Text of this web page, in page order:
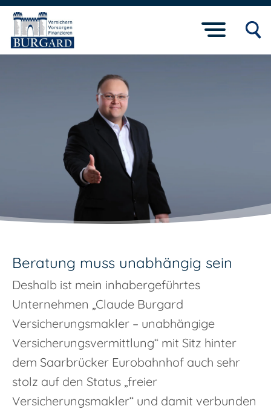
Versicherungsmakler
Beratung muss unabhängig sein
Deshalb ist mein inhabergeführtes
Unternehmen „Claude Burgard
Versicherungsmakler – unabhängige
Versicherungsvermittlung“ mit Sitz hinter
dem Saarbrücker Eurobahnhof auch sehr
stolz auf den Status „freier
Versicherungsmakler“ und damit verbunden